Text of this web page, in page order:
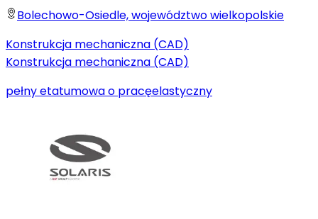
Bolechowo-Osiedle, województwo wielkopolskie
Konstrukcja mechaniczna (CAD)
Konstrukcja mechaniczna (CAD)
pełny etatumowa o pracęelastyczny